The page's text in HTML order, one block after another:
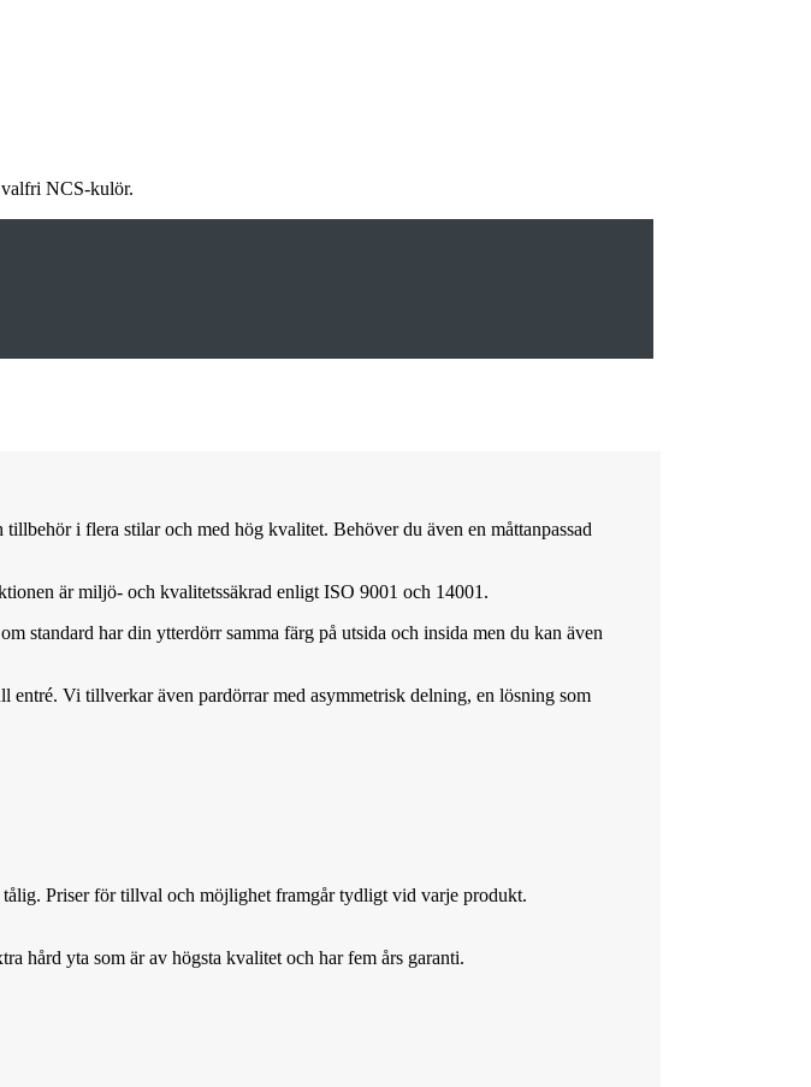
valfri NCS-kulör.
i flera stilar och med hög kvalitet. Behöver du även en måttanpassad
är miljö- och kvalitetssäkrad enligt ISO 9001 och 14001.
standard har din ytterdörr samma färg på utsida och insida men du kan även
Vi tillverkar även pardörrar med asymmetrisk delning, en lösning som
Priser för tillval och möjlighet framgår tydligt vid varje produkt.
hård yta som är av högsta kvalitet och har fem års garanti.